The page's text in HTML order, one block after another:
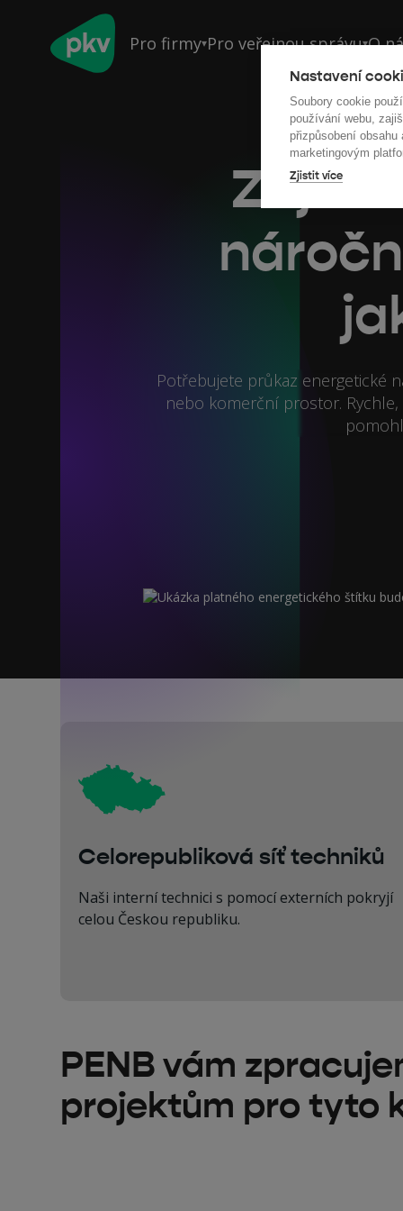
Nastavení
Soubory cookie
používání webu,
přizpůsobení
marketingovým
Zjistit více
Pro firmy▾Pro veřejnou správu▾O
Potřebujete průkaz energetické
nebo komerční prostor.
Celorepubliková síť techniků
Naši interní technici s pomocí externích pokryjí
celou Českou republiku.
PENB vám
projektům pro tyto